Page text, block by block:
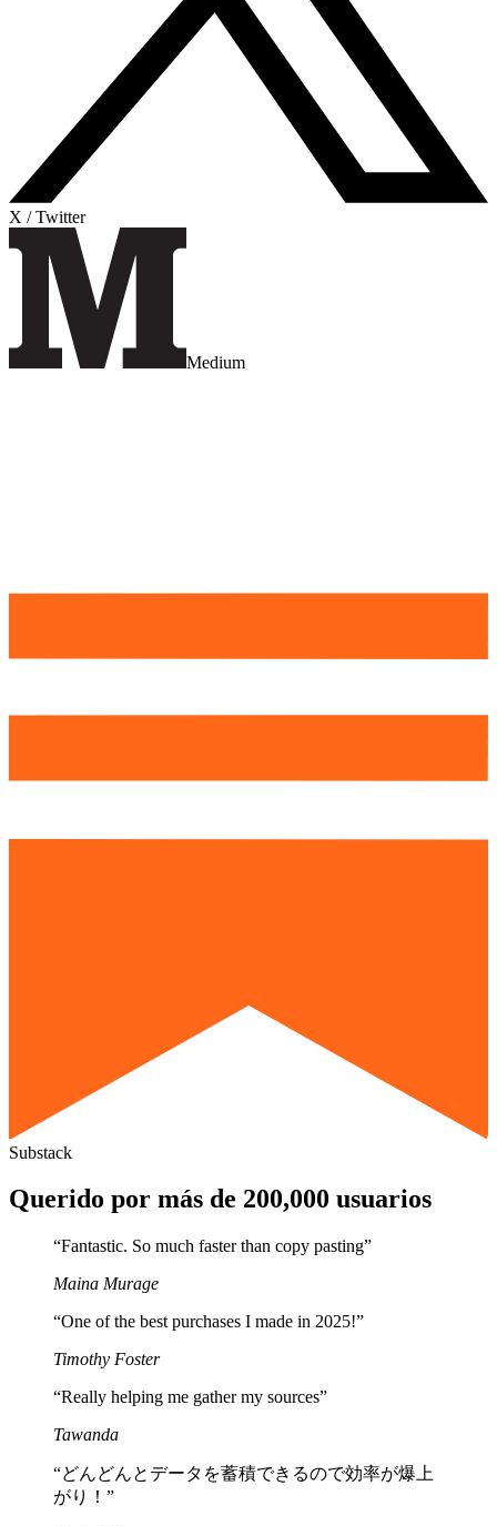
X / Twitter
Medium
Substack
Querido por más de 200,000 usuarios
“Fantastic. So much faster than copy pasting”
Maina Murage
“One of the best purchases I made in 2025!”
Timothy Foster
“Really helping me gather my sources”
Tawanda
“どんどんとデータを蓄積できるので効率が爆上
がり！ ”